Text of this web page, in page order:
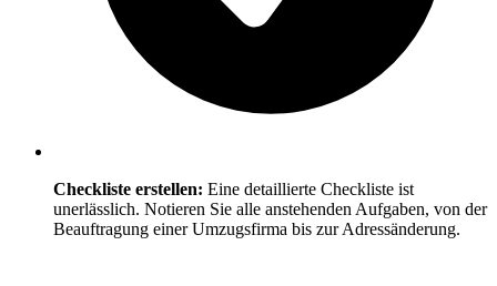
Checkliste erstellen: Eine detaillierte Checkliste ist
unerlässlich. Notieren Sie alle anstehenden Aufgaben, von der
Beauftragung einer Umzugsfirma bis zur Adressänderung.